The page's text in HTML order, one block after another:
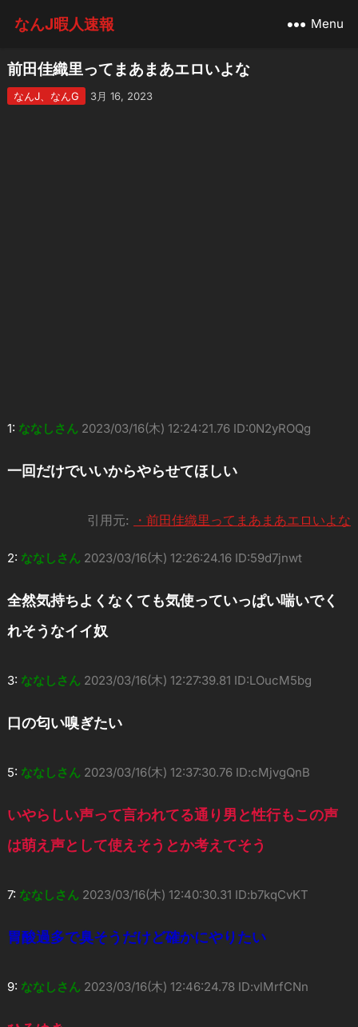
なんJ暇人速報 Menu
前田佳織里ってまあまあエロいよな
なんJ、なんG 3月 16, 2023
1: ななしさん 2023/03/16(木) 12:24:21.76 ID:0N2yROQg
一回だけでいいからやらせてほしい
引用元: ・前田佳織里ってまあまあエロいよな
2: ななしさん 2023/03/16(木) 12:26:24.16 ID:59d7jnwt
全然気持ちよくなくても気使っていっぱい喘いでく
れそうなイイ奴
3: ななしさん 2023/03/16(木) 12:27:39.81 ID:LOucM5bg
口の匂い嗅ぎたい
5: ななしさん 2023/03/16(木) 12:37:30.76 ID:cMjvgQnB
いやらしい声って言われてる通り男と性行もこの声
は萌え声として使えそうとか考えてそう
7: ななしさん 2023/03/16(木) 12:40:30.31 ID:b7kqCvKT
胃酸過多で臭そうだけど確かにやりたい
9: ななしさん 2023/03/16(木) 12:46:24.78 ID:vlMrfCNn